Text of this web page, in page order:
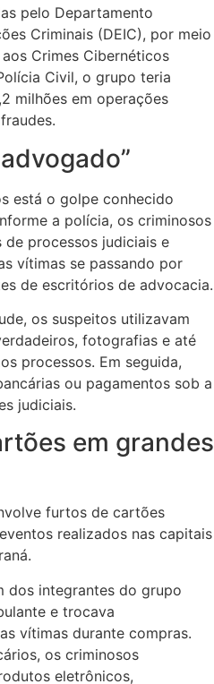
pelo Departamento
Criminais (DEIC), por meio
Crimes Cibernéticos
Civil, o grupo teria
milhões em operações
está o golpe conhecido
a polícia, os criminosos
processos judiciais e
vítimas se passando por
de escritórios de advocacia.
os suspeitos utilizavam
fotografias e até
processos. Em seguida,
ou pagamentos sob a
judiciais.
em grandes
furtos de cartões
realizados nas capitais
dos integrantes do grupo
e trocava
vítimas durante compras.
os criminosos
eletrônicos,